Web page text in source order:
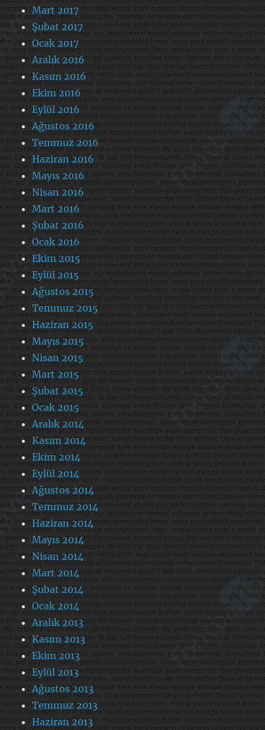
Mart 2017
Şubat 2017
Ocak 2017
Aralık 2016
Kasım 2016
Ekim 2016
Eylül 2016
Ağustos 2016
Temmuz 2016
Haziran 2016
Mayıs 2016
Nisan 2016
Mart 2016
Şubat 2016
Ocak 2016
Ekim 2015
Eylül 2015
Ağustos 2015
Temmuz 2015
Haziran 2015
Mayıs 2015
Nisan 2015
Mart 2015
Şubat 2015
Ocak 2015
Aralık 2014
Kasım 2014
Ekim 2014
Eylül 2014
Ağustos 2014
Temmuz 2014
Haziran 2014
Mayıs 2014
Nisan 2014
Mart 2014
Şubat 2014
Ocak 2014
Aralık 2013
Kasım 2013
Ekim 2013
Eylül 2013
Ağustos 2013
Temmuz 2013
Haziran 2013